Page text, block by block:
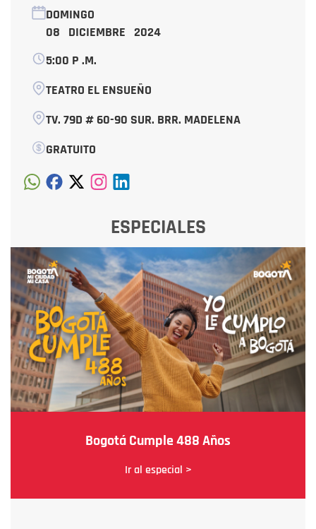
DOMINGO
08 DICIEMBRE 2024
5:00 P .M.
TEATRO EL ENSUEÑO
TV. 79D # 60-90 SUR. BRR. MADELENA
GRATUITO
ESPECIALES
Bogotá Cumple 488 Años
Ir al especial >